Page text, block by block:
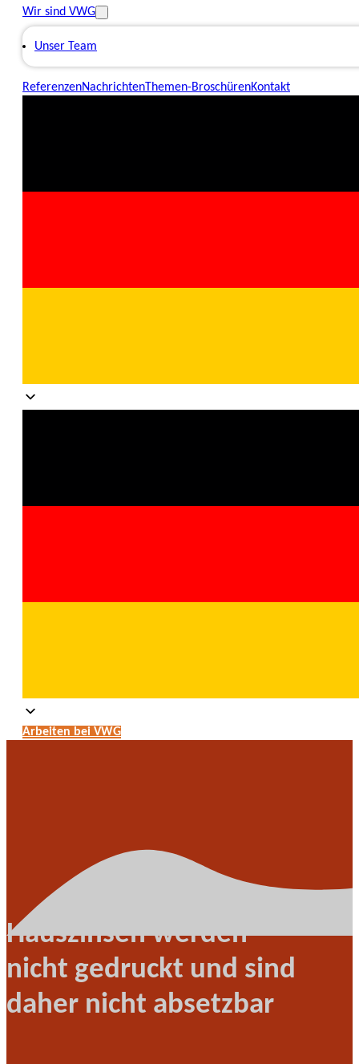
Wir sind VWG
Unser Team
ReferenzenNachrichtenThemen-BroschürenKontakt
Arbeiten bei VWG
Hauszinsen werden
nicht gedruckt und sind
daher nicht absetzbar